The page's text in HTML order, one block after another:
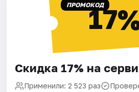
ПРОМОКОД
Скидка 17% на
Применили: 2 523 раз